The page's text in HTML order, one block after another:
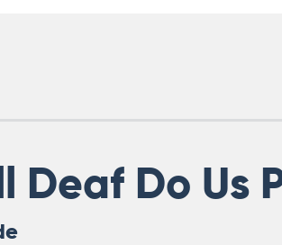
Deaf Do Us